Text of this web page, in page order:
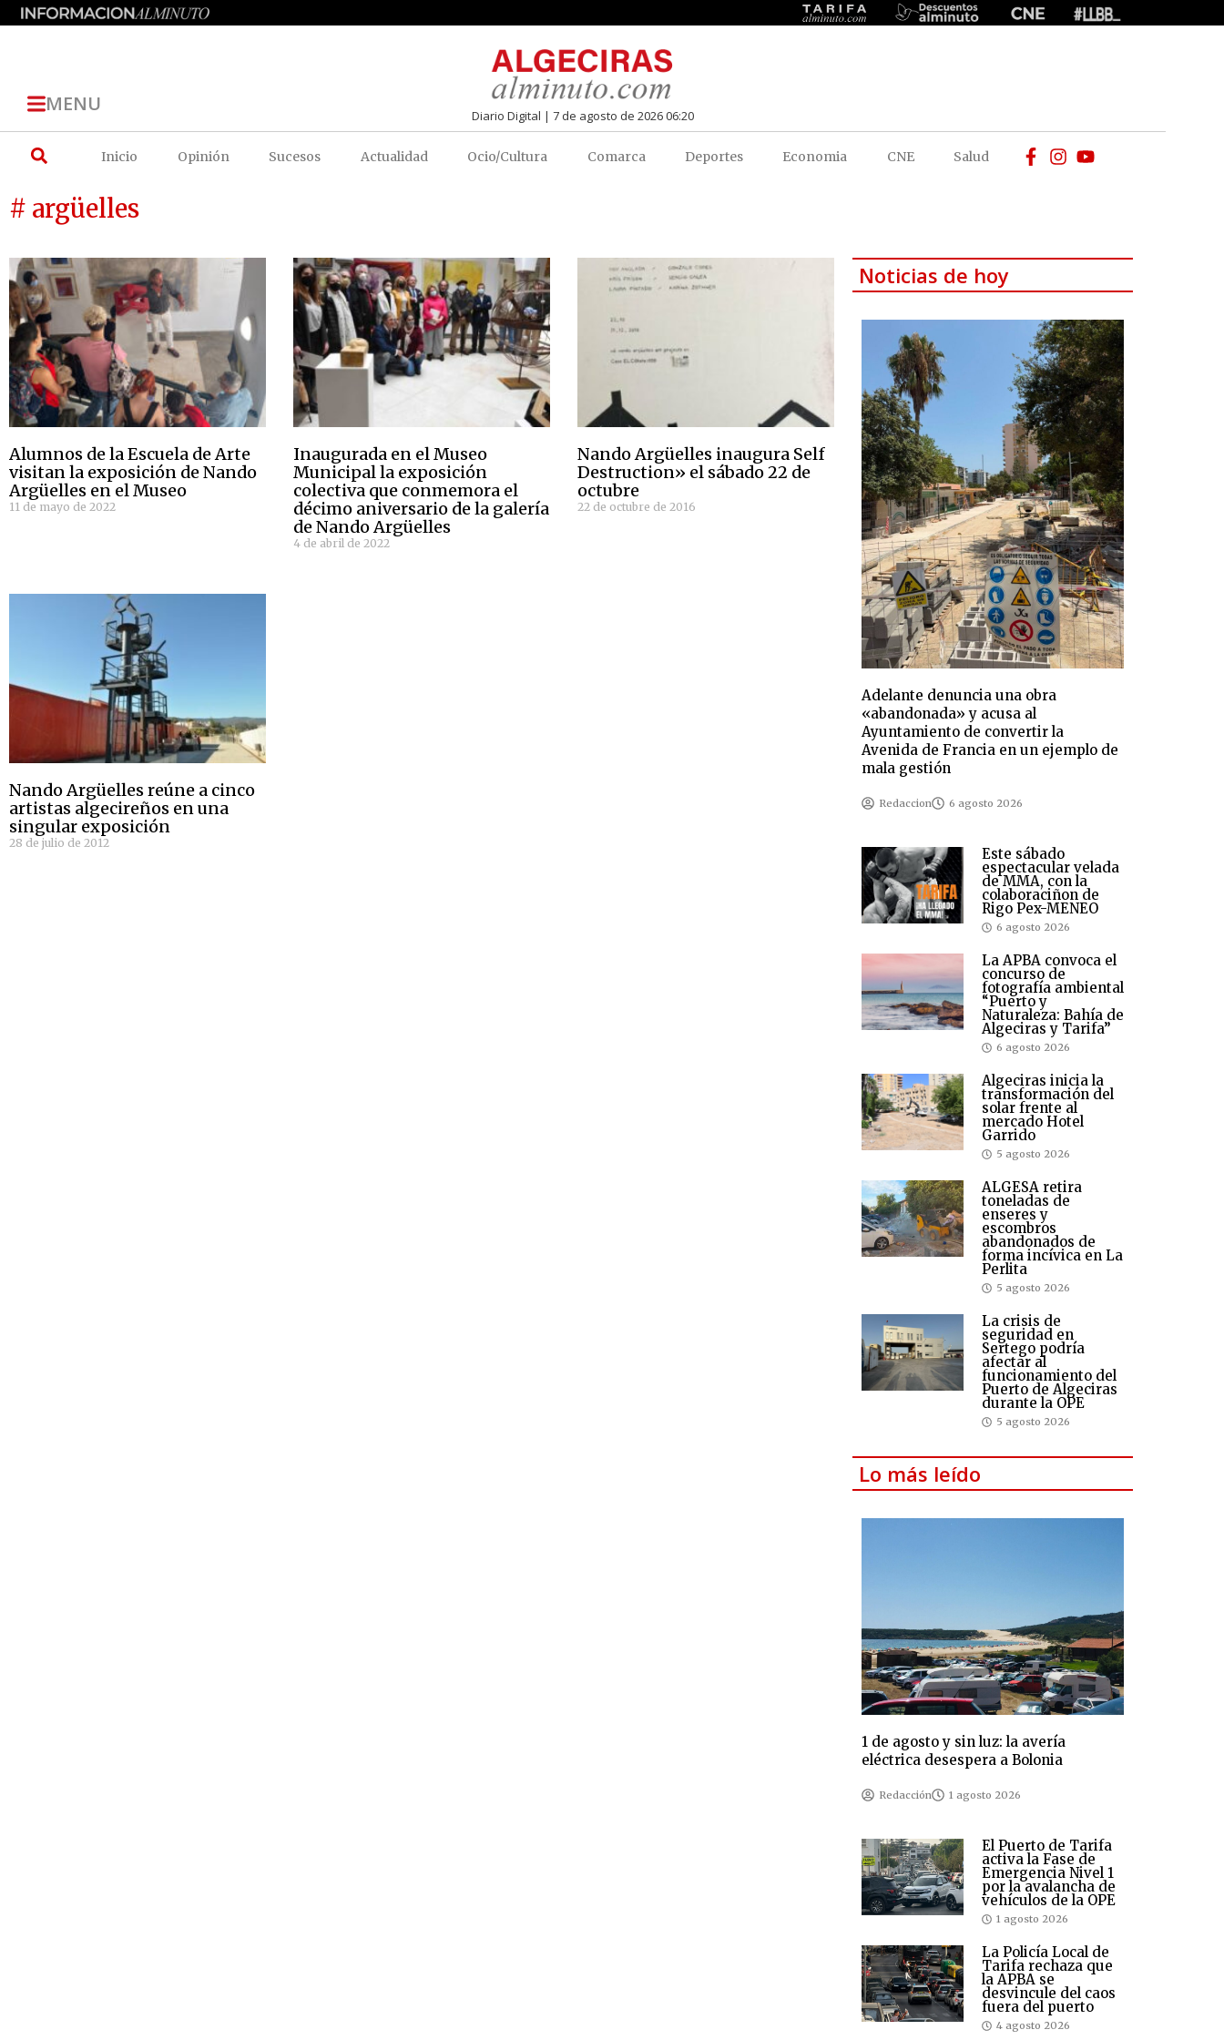
MENU Diario Digital | 7 de agosto de 2026 06:20
Inicio Opinión Sucesos Actualidad Ocio/Cultura Comarca Deportes Economia CNE Salud
# argüelles
Alumnos de la Escuela de Arte
visitan la exposición de Nando
Argüelles en el Museo
11 de mayo de 2022
Inaugurada en el Museo
Municipal la exposición
colectiva que conmemora el
décimo aniversario de la galería
de Nando Argüelles
4 de abril de 2022
Nando Argüelles inaugura Self
Destruction» el sábado 22 de
octubre
22 de octubre de 2016
Nando Argüelles reúne a cinco
artistas algecireños en una
singular exposición
28 de julio de 2012
Noticias de hoy
Adelante denuncia una obra
«abandonada» y acusa al
Ayuntamiento de convertir la
Avenida de Francia en un ejemplo de
mala gestión
Redaccion 6 agosto 2026
Este sábado
espectacular velada
de MMA, con la
colaboraciñon de
Rigo Pex-MENEO
6 agosto 2026
La APBA convoca el
concurso de
fotografía ambiental
“Puerto y
Naturaleza: Bahía de
Algeciras y Tarifa”
6 agosto 2026
Algeciras inicia la
transformación del
solar frente al
mercado Hotel
Garrido
5 agosto 2026
ALGESA retira
toneladas de
enseres y
escombros
abandonados de
forma incívica en La
Perlita
5 agosto 2026
La crisis de
seguridad en
Sertego podría
afectar al
funcionamiento del
Puerto de Algeciras
durante la OPE
5 agosto 2026
Lo más leído
1 de agosto y sin luz: la avería
eléctrica desespera a Bolonia
Redacción 1 agosto 2026
El Puerto de Tarifa
activa la Fase de
Emergencia Nivel 1
por la avalancha de
vehículos de la OPE
1 agosto 2026
La Policía Local de
Tarifa rechaza que
la APBA se
desvincule del caos
fuera del puerto
4 agosto 2026